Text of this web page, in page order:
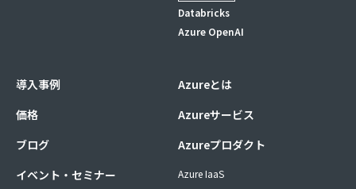
Databricks
Azure OpenAI
導入事例
価格
ブログ
イベント・セミナー
Azureとは
Azureサービス
Azureプロダクト
Azure IaaS